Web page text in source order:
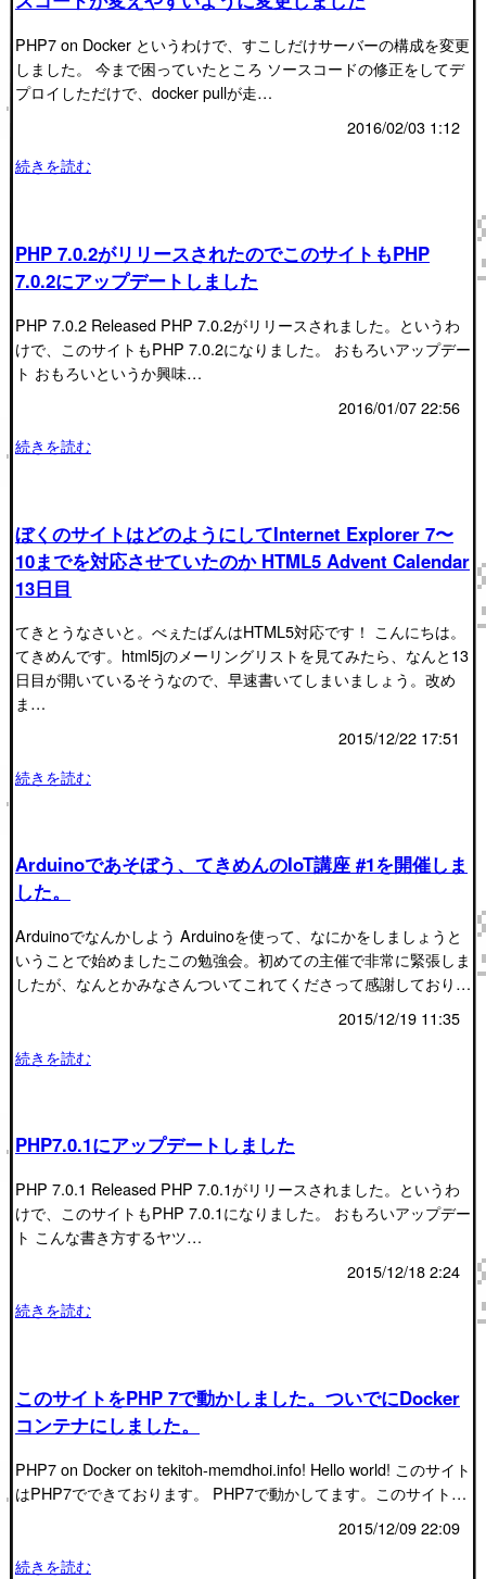
PHP7 on Docker というわけで、すこしだけサーバーの構成を変更
しました。 今まで困っていたところ ソースコードの修正をしてデ
プロイしただけで、docker pullが走…
2016/02/03 1:12
続きを読む
PHP 7.0.2がリリースされたのでこのサイトもPHP
7.0.2にアップデートしました
PHP 7.0.2 Released PHP 7.0.2がリリースされました。というわ
けで、このサイトもPHP 7.0.2になりました。 おもろいアップデー
ト おもろいというか興味…
2016/01/07 22:56
続きを読む
ぼくのサイトはどのようにしてInternet Explorer 7〜
10までを対応させていたのか HTML5 Advent Calendar
13日目
てきとうなさいと。べぇたばんはHTML5対応です！ こんにちは。
てきめんです。html5jのメーリングリストを見てみたら、なんと13
日目が開いているそうなので、早速書いてしまいましょう。改め
ま…
2015/12/22 17:51
続きを読む
Arduinoであそぼう、てきめんのIoT講座 #1を開催しま
した。
Arduinoでなんかしよう Arduinoを使って、なにかをしましょうと
いうことで始めましたこの勉強会。初めての主催で非常に緊張しま
したが、なんとかみなさんついてこれてくださって感謝しており…
2015/12/19 11:35
続きを読む
PHP7.0.1にアップデートしました
PHP 7.0.1 Released PHP 7.0.1がリリースされました。というわ
けで、このサイトもPHP 7.0.1になりました。 おもろいアップデー
ト こんな書き方するヤツ…
2015/12/18 2:24
続きを読む
このサイトをPHP 7で動かしました。ついでにDocker
コンテナにしました。
PHP7 on Docker on tekitoh-memdhoi.info! Hello world! このサイト
はPHP7でできております。 PHP7で動かしてます。このサイト…
2015/12/09 22:09
続きを読む